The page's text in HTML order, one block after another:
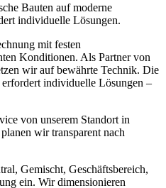
Bauten auf moderne
individuelle Lösungen.
mit festen
Konditionen. Als Partner von
wir auf bewährte Technik. Die
individuelle Lösungen –
von unserem Standort in
wir transparent nach
Gemischt, Geschäftsbereich,
ein. Wir dimensionieren